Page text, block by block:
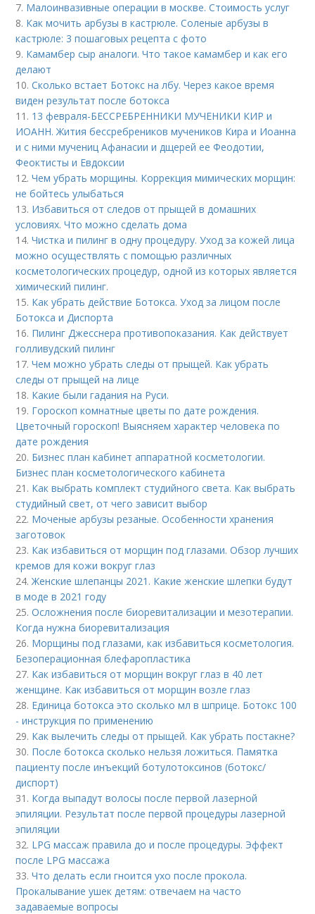
7. Малоинвазивные операции в москве. Стоимость услуг
8. Как мочить арбузы в кастрюле. Соленые арбузы в
кастрюле: 3 пошаговых рецепта с фото
9. Камамбер сыр аналоги. Что такое камамбер и как его
делают
10.Сколько встает Ботокс на лбу. Через какое время
виден результат после ботокса
11. 13 февраля-БЕССРЕБРЕННИКИ МУЧЕНИКИ КИР и
ИОАНН. Жития бессребреников мучеников Кира и Иоанна
и с ними мучениц Афанасии и дщерей ее Феодотии,
Феоктисты и Евдоксии
12.Чем убрать морщины. Коррекция мимических морщин:
не бойтесь улыбаться
13. Избавиться от следов от прыщей в домашних
условиях. Что можно сделать дома
14.Чистка и пилинг в одну процедуру. Уход за кожей лица
можно осуществлять с помощью различных
косметологических процедур, одной из которых является
химический пилинг.
15. Как убрать действие Ботокса. Уход за лицом после
Ботокса и Диспорта
16. Пилинг Джесснера противопоказания. Как действует
голливудский пилинг
17.Чем можно убрать следы от прыщей. Как убрать
следы от прыщей на лице
18. Какие были гадания на Руси.
19. Гороскоп комнатные цветы по дате рождения.
Цветочный гороскоп! Выясняем характер человека по
дате рождения
20. Бизнес план кабинет аппаратной косметологии.
Бизнес план косметологического кабинета
21. Как выбрать комплект студийного света. Как выбрать
студийный свет, от чего зависит выбор
22. Моченые арбузы резаные. Особенности хранения
заготовок
23. Как избавиться от морщин под глазами. Обзор лучших
кремов для кожи вокруг глаз
24.Женские шлепанцы 2021. Какие женские шлепки будут
в моде в 2021 году
25.Осложнения после биоревитализации и мезотерапии.
Когда нужна биоревитализация
26. Морщины под глазами, как избавиться косметология.
Безоперационная блефаропластика
27. Как избавиться от морщин вокруг глаз в 40 лет
женщине. Как избавиться от морщин возле глаз
28. Единица ботокса это сколько мл в шприце. Ботокс 100
- инструкция по применению
29. Как вылечить следы от прыщей. Как убрать постакне?
30. После ботокса сколько нельзя ложиться. Памятка
пациенту после инъекций ботулотоксинов (ботокс/
диспорт)
31. Когда выпадут волосы после первой лазерной
эпиляции. Результат после первой процедуры лазерной
эпиляции
32. LPG массаж правила до и после процедуры. Эффект
после LPG массажа
33.Что делать если гноится ухо после прокола.
Прокалывание ушек детям: отвечаем на часто
задаваемые вопросы